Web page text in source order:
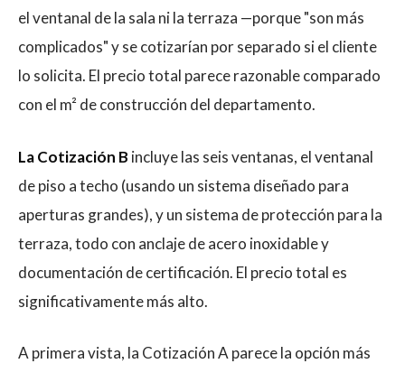
el ventanal de la sala ni la terraza —porque "son más
complicados" y se cotizarían por separado si el cliente
lo solicita. El precio total parece razonable comparado
con el m² de construcción del departamento.
La Cotización B incluye las seis ventanas, el ventanal
de piso a techo (usando un sistema diseñado para
aperturas grandes), y un sistema de protección para la
terraza, todo con anclaje de acero inoxidable y
documentación de certificación. El precio total es
significativamente más alto.
A primera vista, la Cotización A parece la opción más